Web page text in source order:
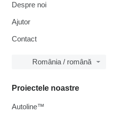
Despre noi
Ajutor
Contact
România / română
Proiectele noastre
Autoline™